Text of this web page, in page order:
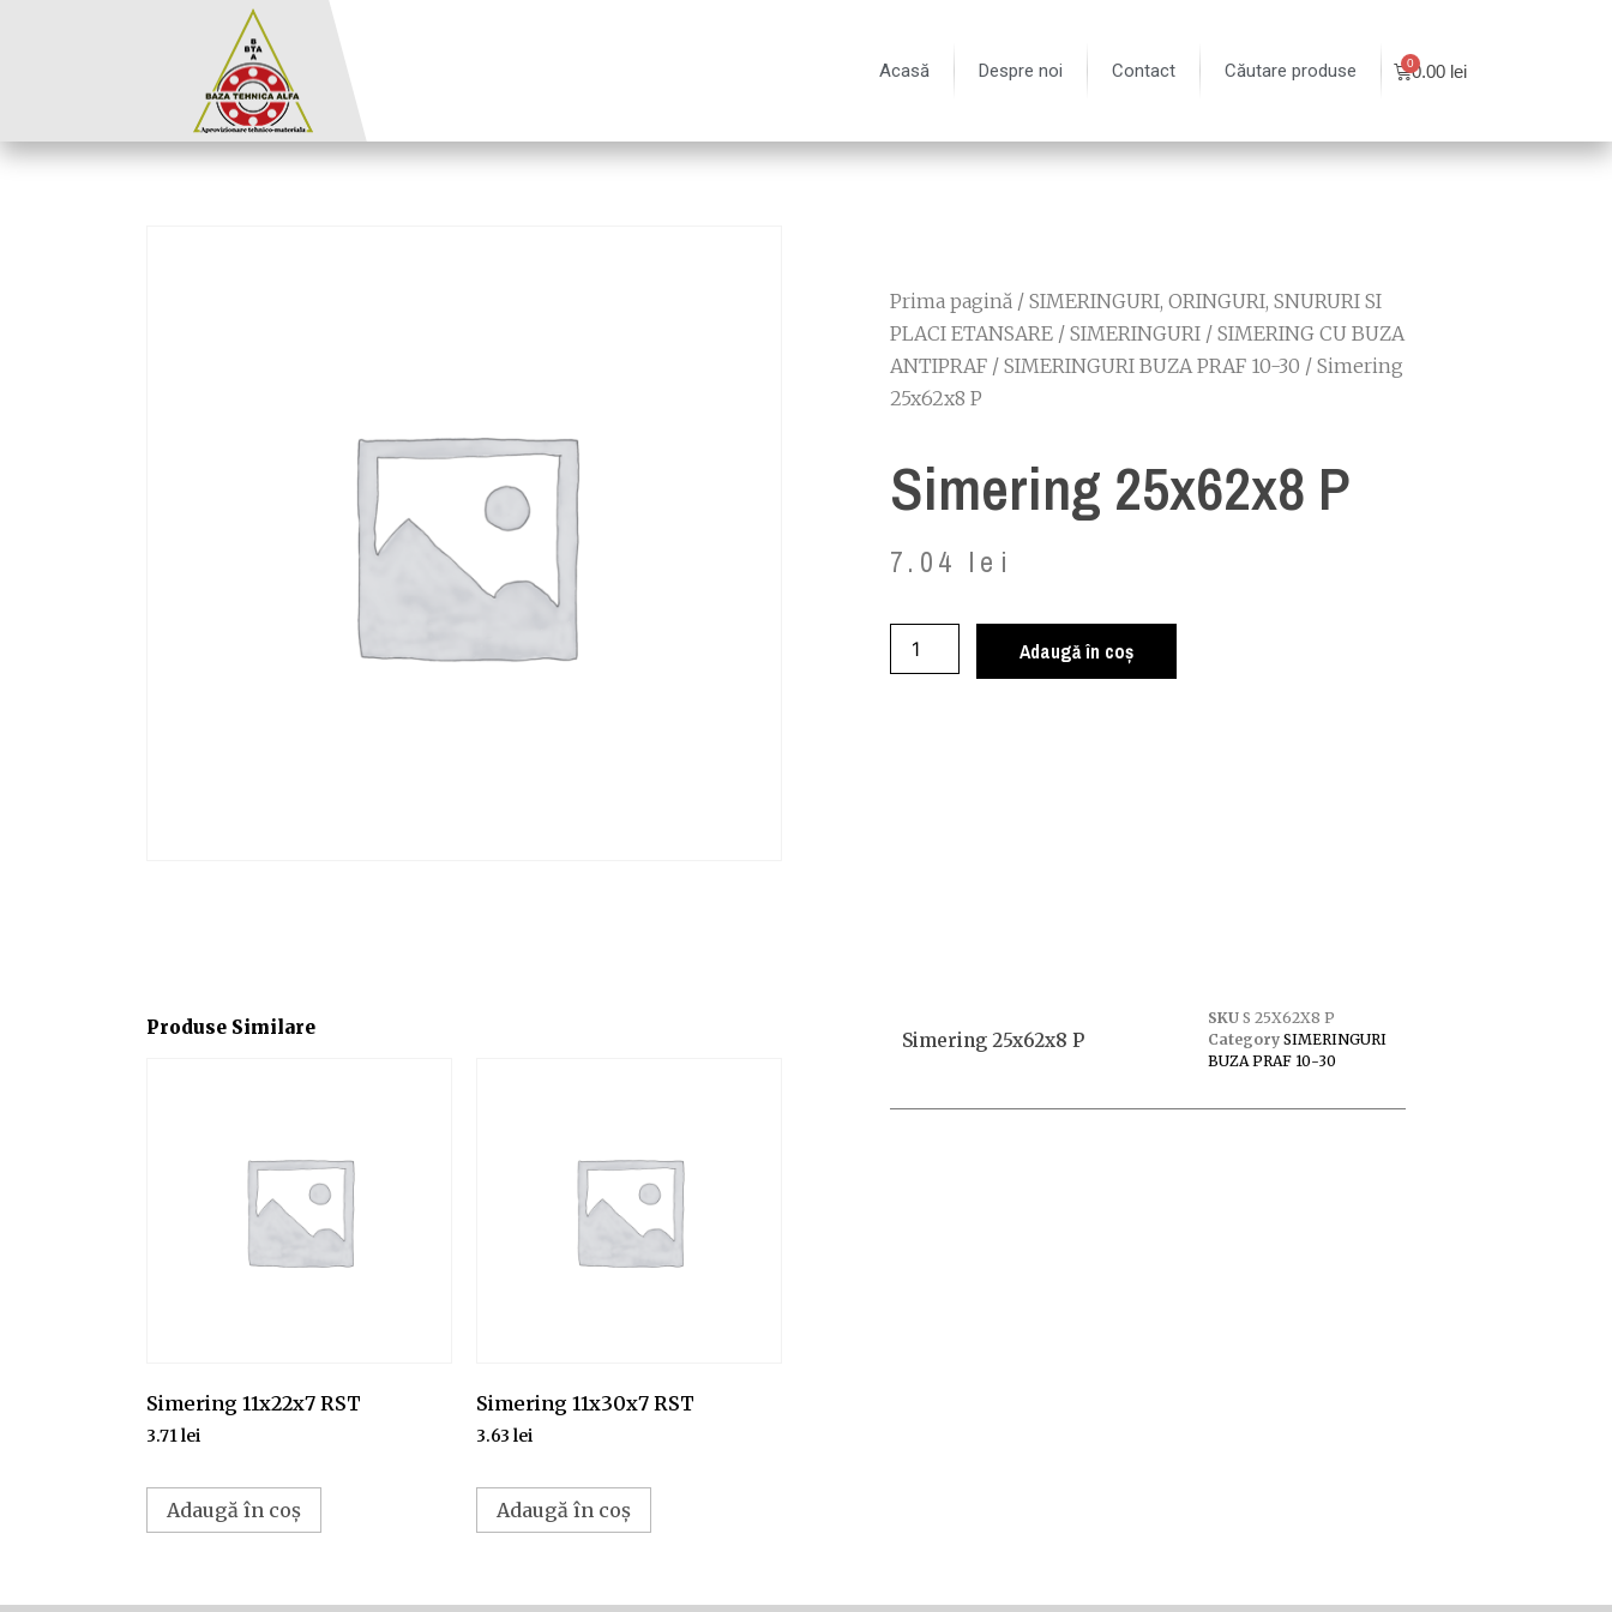
Acasă Despre noi Contact Căutare produse 0.00 lei
Prima pagină / SIMERINGURI, ORINGURI, SNURURI SI
PLACI ETANSARE / SIMERINGURI / SIMERING CU BUZA
ANTIPRAF / SIMERINGURI BUZA PRAF 10-30 / Simering
25x62x8 P
Simering 25x62x8 P
7.04 lei
Adaugă în coș
Produse Similare
Simering 11x22x7 RST
3.71lei
Adaugă în coș
Simering 11x30x7 RST
3.63 lei
Adaugă în coș
Simering 25x62x8 P
SKU S 25X62X8 P
Category SIMERINGURI
BUZA PRAF 10-30